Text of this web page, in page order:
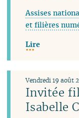
Assises
et filières
Lire
Invitée
Isabelle
Vendredi 19 août